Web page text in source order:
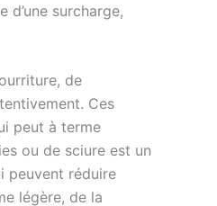
surcharge,
de
Ces
peut à terme
ou de sciure est un
peuvent réduire
légère, de la